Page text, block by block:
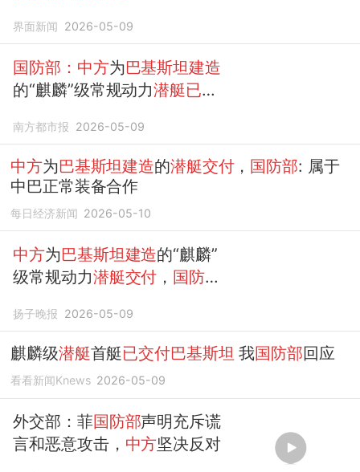
界面新闻 2026-05-09
国防部：中方为巴基斯坦建造
的“麒麟”级常规动力潜艇已交
南方都市报 2026-05-09
中方为巴基斯坦建造的潜艇交付， 国防部: 属于
中巴正常装备合作
每日经济新闻 2026-05-10
中方为巴基斯坦建造的“麒麟”
级常规动力潜艇交付 ， 国防部
备合作
扬子晚报 2026-05-09
麒麟级潜艇首艇已交付巴基斯坦 我国防部回应
看看新闻Knews 2026-05-09
外交部：菲国防部声明充斥谎
言和恶意攻击， 中方坚决反对